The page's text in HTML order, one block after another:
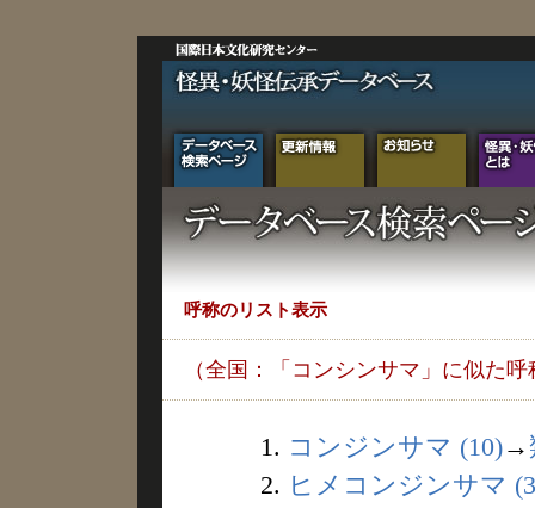
呼称のリスト表示
（全国：「コンシンサマ」に似た呼
1. コンジンサマ (10)→
2. ヒメコンジンサマ